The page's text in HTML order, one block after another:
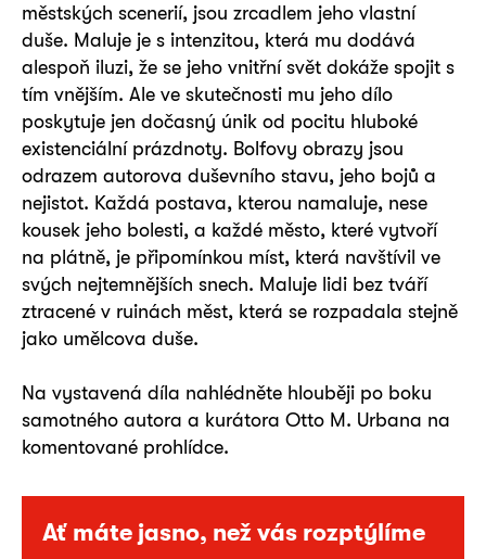
Ať máte jasno, než vás rozptýlíme
městských scenerií, jsou zrcadlem jeho vlastní
duše. Maluje je s intenzitou, která mu dodává
alespoň iluzi, že se jeho vnitřní svět dokáže spojit s
tím vnějším. Ale ve skutečnosti mu jeho dílo
poskytuje jen dočasný únik od pocitu hluboké
existenciální prázdnoty. Bolfovy obrazy jsou
odrazem autorova duševního stavu, jeho bojů a
nejistot. Každá postava, kterou namaluje, nese
kousek jeho bolesti, a každé město, které vytvoří
na plátně, je připomínkou míst, která navštívil ve
svých nejtemnějších snech. Maluje lidi bez tváří
ztracené v ruinách měst, která se rozpadala stejně
jako umělcova duše.
Na vystavená díla nahlédněte hlouběji po boku
samotného autora a kurátora Otto M. Urbana na
komentované prohlídce.